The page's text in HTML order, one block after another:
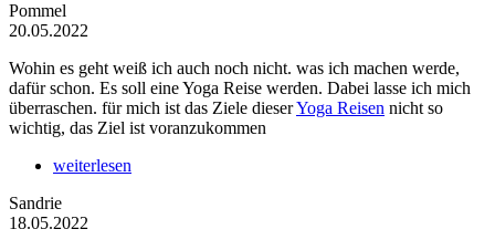
Pommel
20.05.2022
Wohin es geht weiß ich auch noch nicht. was ich machen werde,
dafür schon. Es soll eine Yoga Reise werden. Dabei lasse ich mich
überraschen. für mich ist das Ziele dieserYoga Reisen nicht so
wichtig, das Ziel ist voranzukommen
weiterlesen
Sandrie
18.05.2022